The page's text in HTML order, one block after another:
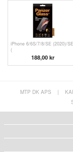
iPhone 6/6S/7/8/SE (2020)/SE
(
188,00 kr
MTP DK APS |